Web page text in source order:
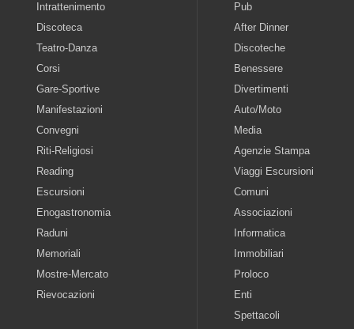
Intrattenimento
Discoteca
Teatro-Danza
Corsi
Gare-Sportive
Manifestazioni
Convegni
Riti-Religiosi
Reading
Escursioni
Enogastronomia
Raduni
Memoriali
Mostre-Mercato
Rievocazioni
Pub
After Dinner
Discoteche
Benessere
Divertimenti
Auto/Moto
Media
Agenzie Stampa
Viaggi Escursioni
Comuni
Associazioni
Informatica
Immobiliari
Proloco
Enti
Spettacoli